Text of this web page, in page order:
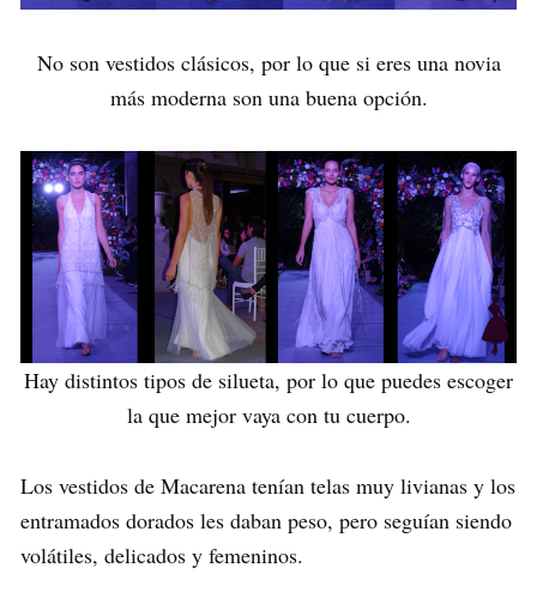
No son vestidos clásicos, por lo que si eres una novia
más moderna son una buena opción.
Hay distintos tipos de silueta, por lo que puedes escoger
la que mejor vaya con tu cuerpo.
Los vestidos de Macarena tenían telas muy livianas y los
entramados dorados les daban peso, pero seguían siendo
volátiles, delicados y femeninos.